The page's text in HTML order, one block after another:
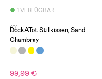
1 VERFÜGBAR
(0)
DockATot Stillkissen, Sand
Chambray
99,99 €